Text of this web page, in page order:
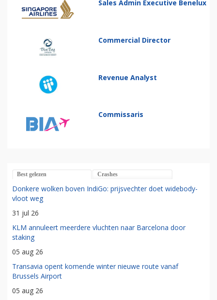
Sales Admin Executive Benelux
Commercial Director
Revenue Analyst
Commissaris
Best gelezen Crashes
Donkere wolken boven IndiGo: prijsvechter doet widebody-
vloot weg
31 jul 26
KLM annuleert meerdere vluchten naar Barcelona door
staking
05 aug 26
Transavia opent komende winter nieuwe route vanaf
Brussels Airport
05 aug 26